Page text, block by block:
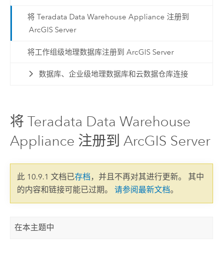
将 Teradata Data Warehouse Appliance 注册到
ArcGIS Server
将工作组级地理数据库注册到 ArcGIS Server
数据库、企业级地理数据库和云数据仓库连接
将 Teradata Data Warehouse
Appliance 注册到 ArcGIS Server
此 10.9.1 文档已存档，并且不再对其进行更新。 其中
的内容和链接可能已过期。 请参阅最新文档。
在本主题中